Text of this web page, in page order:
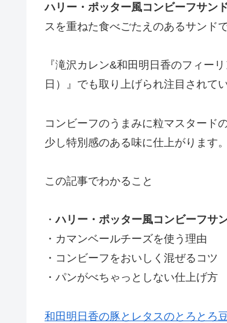
ハリー・ポッター風コンビーフサン
スを重ねた食べごたえのあるサンドで
『滝沢カレン&和田明日香のフィー
日）』でも取り上げられ注目されてい
コンビーフのうまみに粒マスタード
少し特別感のある味に仕上がります。
この記事でわかること
・ハリー・ポッター風コンビーフサ
・カマンベールチーズを使う理由
・コンビーフをおいしく混ぜるコツ
・パンがべちゃっとしない仕上げ方
和田明日香の豚とレタスのとろとろ